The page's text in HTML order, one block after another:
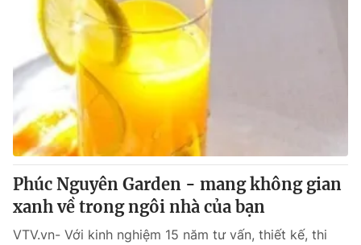
Email:
toasoan@vtv.vn
Liên hệ quảng cáo: 024-7300.7108
Phúc Nguyên Garden - mang không gian
xanh về trong ngôi nhà của bạn
VTV.vn- Với kinh nghiệm 15 năm tư vấn, thiết kế, thi